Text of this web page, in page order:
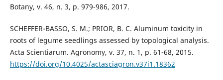
Botany, v. 46, n. 3, p. 979-986, 2017.
SCHEFFER-BASSO, S. M.; PRIOR, B. C. Aluminum toxicity in
roots of legume seedlings assessed by topological analysis.
Acta Scientiarum. Agronomy, v. 37, n. 1, p. 61-68, 2015.
https://doi.org/10.4025/actasciagron.v37i1.18362